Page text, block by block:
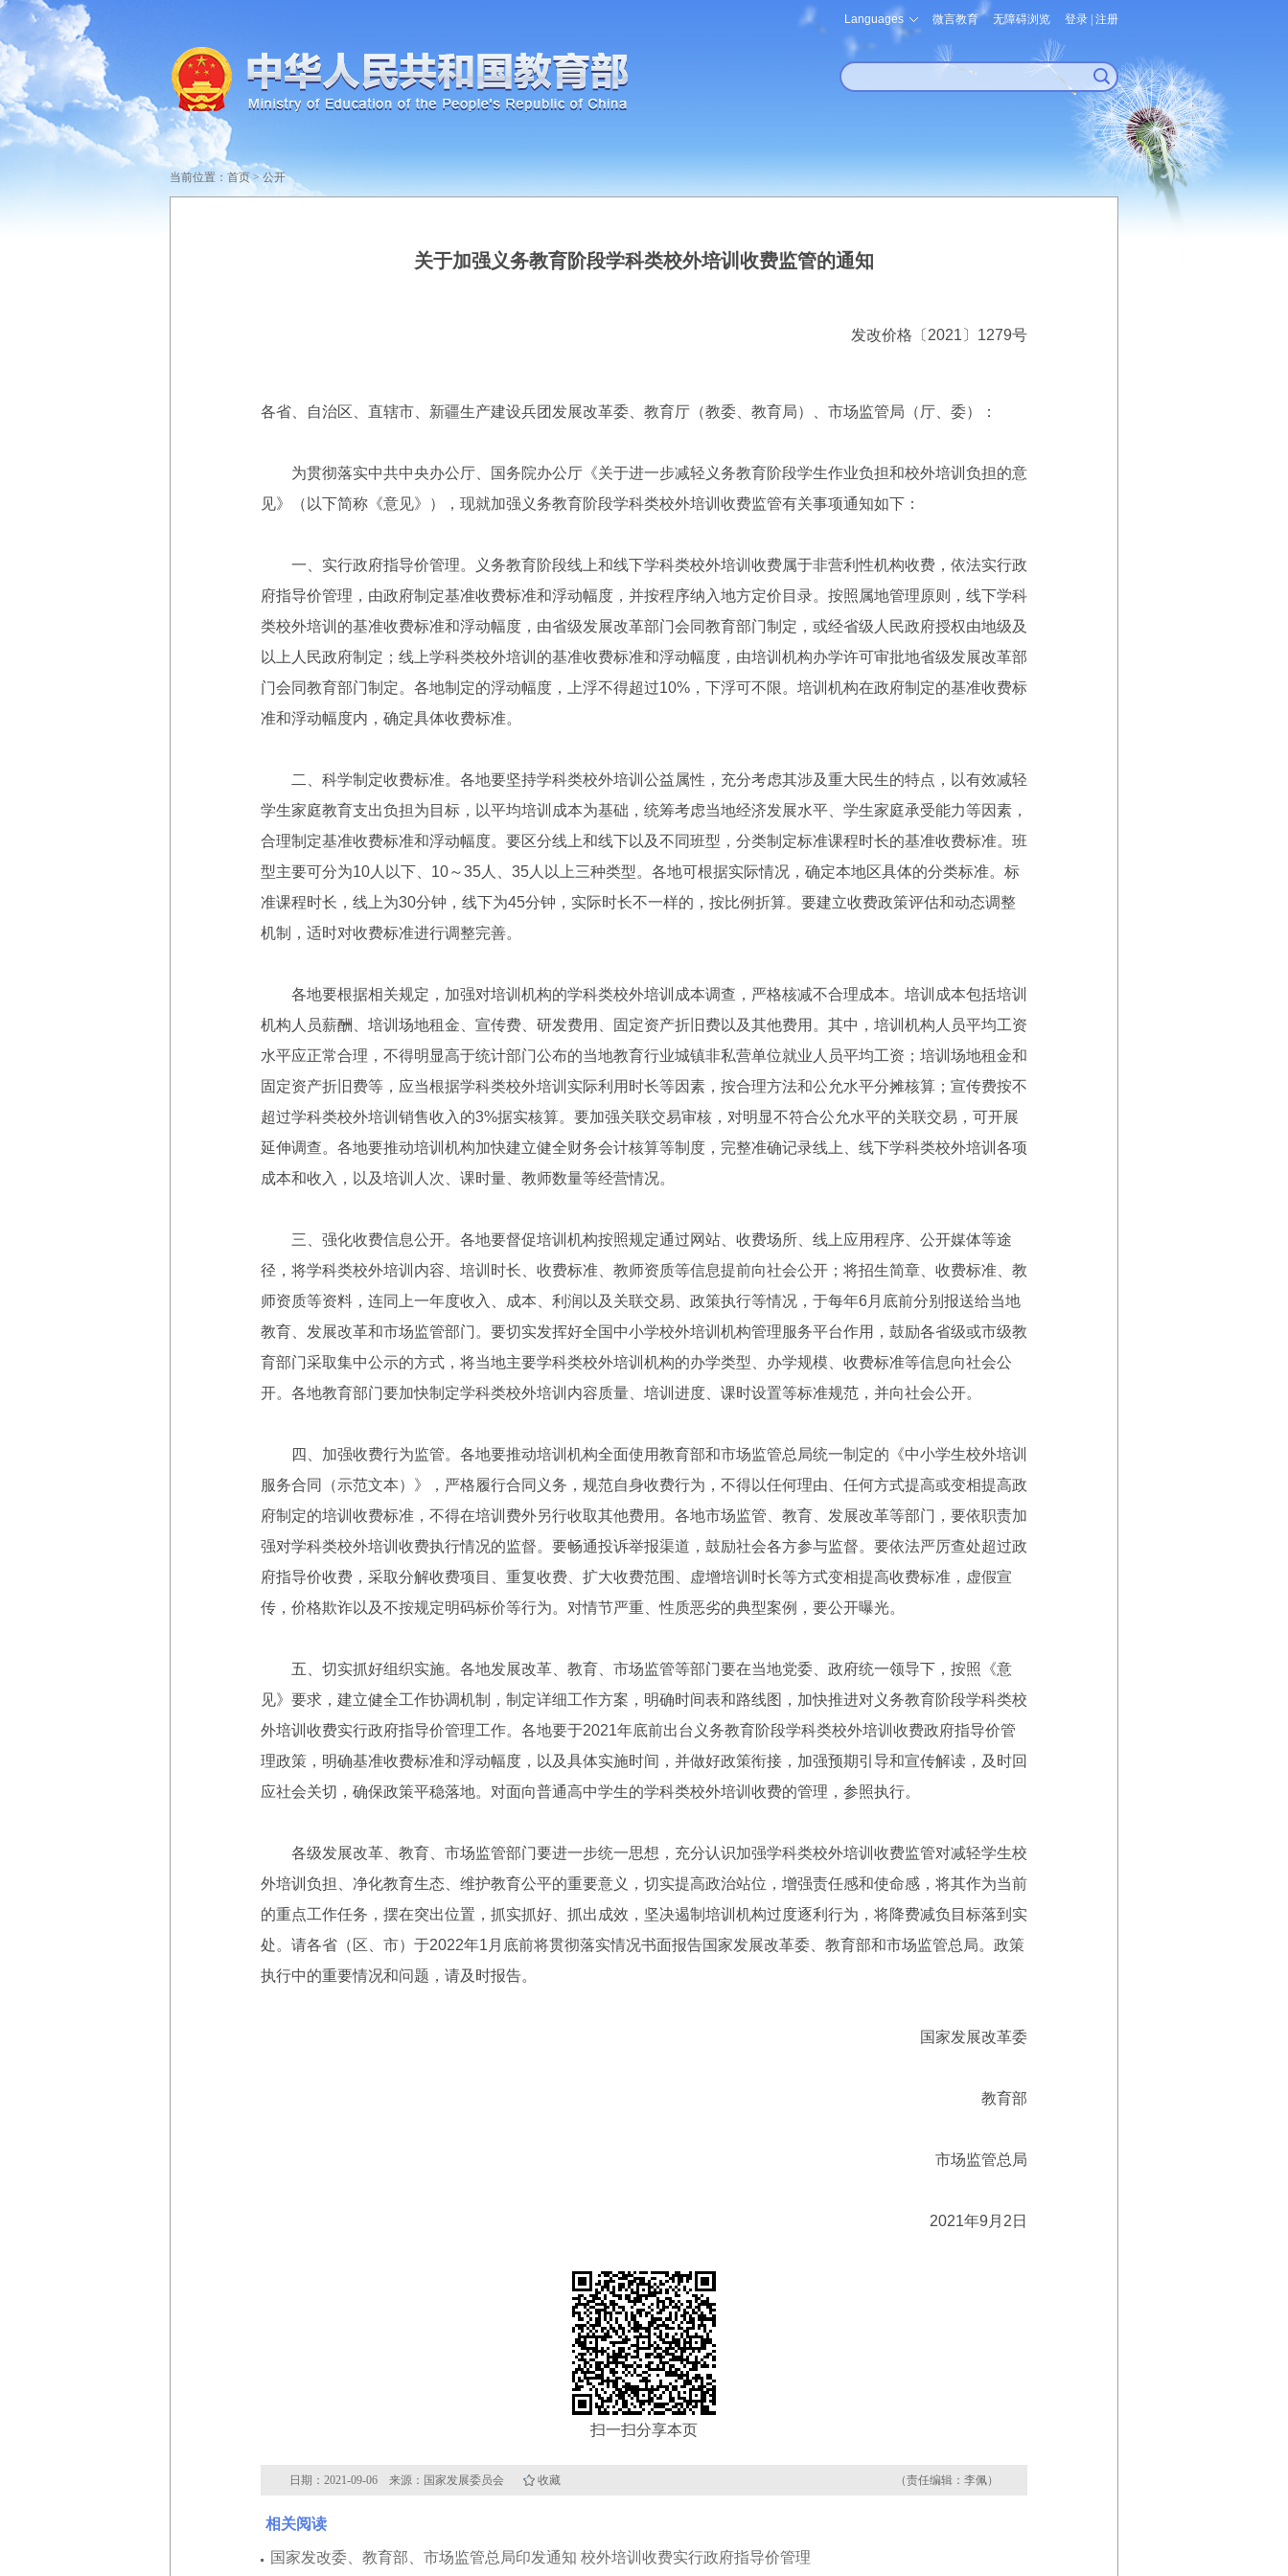
Languages 微言教育 无障碍浏览 登录 注册
当前位置： 首页>公开
关于加强义务教育阶段学科类校外培训收费监管的通知
发改价格〔2021〕1279号
各省、自治区、直辖市、新疆生产建设兵团发展改革委、教育厅（教委、教育局）、市场监管局（厅、委）：
为贯彻落实中共中央办公厅、国务院办公厅《关于进一步减轻义务教育阶段学生作业负担和校外培训负担的意
见》（以下简称《意见》），现就加强义务教育阶段学科类校外培训收费监管有关事项通知如下：
一、实行政府指导价管理。义务教育阶段线上和线下学科类校外培训收费属于非营利性机构收费，依法实行政
府指导价管理，由政府制定基准收费标准和浮动幅度，并按程序纳入地方定价目录。按照属地管理原则，线下学科
类校外培训的基准收费标准和浮动幅度，由省级发展改革部门会同教育部门制定，或经省级人民政府授权由地级及
以上人民政府制定；线上学科类校外培训的基准收费标准和浮动幅度，由培训机构办学许可审批地省级发展改革部
门会同教育部门制定。各地制定的浮动幅度，上浮不得超过10%，下浮可不限。培训机构在政府制定的基准收费标
准和浮动幅度内，确定具体收费标准。
二、科学制定收费标准。各地要坚持学科类校外培训公益属性，充分考虑其涉及重大民生的特点，以有效减轻
学生家庭教育支出负担为目标，以平均培训成本为基础，统筹考虑当地经济发展水平、学生家庭承受能力等因素，
合理制定基准收费标准和浮动幅度。要区分线上和线下以及不同班型，分类制定标准课程时长的基准收费标准。班
型主要可分为10人以下、10～35人、35人以上三种类型。各地可根据实际情况，确定本地区具体的分类标准。标
准课程时长，线上为30分钟，线下为45分钟，实际时长不一样的，按比例折算。要建立收费政策评估和动态调整
机制，适时对收费标准进行调整完善。
各地要根据相关规定，加强对培训机构的学科类校外培训成本调查，严格核减不合理成本。培训成本包括培训
机构人员薪酬、培训场地租金、宣传费、研发费用、固定资产折旧费以及其他费用。其中，培训机构人员平均工资
水平应正常合理，不得明显高于统计部门公布的当地教育行业城镇非私营单位就业人员平均工资；培训场地租金和
固定资产折旧费等，应当根据学科类校外培训实际利用时长等因素，按合理方法和公允水平分摊核算；宣传费按不
超过学科类校外培训销售收入的3%据实核算。要加强关联交易审核，对明显不符合公允水平的关联交易，可开展
延伸调查。各地要推动培训机构加快建立健全财务会计核算等制度，完整准确记录线上、线下学科类校外培训各项
成本和收入，以及培训人次、课时量、教师数量等经营情况。
三、强化收费信息公开。各地要督促培训机构按照规定通过网站、收费场所、线上应用程序、公开媒体等途
径，将学科类校外培训内容、培训时长、收费标准、教师资质等信息提前向社会公开；将招生简章、收费标准、教
师资质等资料，连同上一年度收入、成本、利润以及关联交易、政策执行等情况，于每年6月底前分别报送给当地
教育、发展改革和市场监管部门。要切实发挥好全国中小学校外培训机构管理服务平台作用，鼓励各省级或市级教
育部门采取集中公示的方式，将当地主要学科类校外培训机构的办学类型、办学规模、收费标准等信息向社会公
开。各地教育部门要加快制定学科类校外培训内容质量、培训进度、课时设置等标准规范，并向社会公开。
四、加强收费行为监管。各地要推动培训机构全面使用教育部和市场监管总局统一制定的《中小学生校外培训
服务合同（示范文本）》，严格履行合同义务，规范自身收费行为，不得以任何理由、任何方式提高或变相提高政
府制定的培训收费标准，不得在培训费外另行收取其他费用。各地市场监管、教育、发展改革等部门，要依职责加
强对学科类校外培训收费执行情况的监督。要畅通投诉举报渠道，鼓励社会各方参与监督。要依法严厉查处超过政
府指导价收费，采取分解收费项目、重复收费、扩大收费范围、虚增培训时长等方式变相提高收费标准，虚假宣
传，价格欺诈以及不按规定明码标价等行为。对情节严重、性质恶劣的典型案例，要公开曝光。
五、切实抓好组织实施。各地发展改革、教育、市场监管等部门要在当地党委、政府统一领导下，按照《意
见》要求，建立健全工作协调机制，制定详细工作方案，明确时间表和路线图，加快推进对义务教育阶段学科类校
外培训收费实行政府指导价管理工作。各地要于2021年底前出台义务教育阶段学科类校外培训收费政府指导价管
理政策，明确基准收费标准和浮动幅度，以及具体实施时间，并做好政策衔接，加强预期引导和宣传解读，及时回
应社会关切，确保政策平稳落地。对面向普通高中学生的学科类校外培训收费的管理，参照执行。
各级发展改革、教育、市场监管部门要进一步统一思想，充分认识加强学科类校外培训收费监管对减轻学生校
外培训负担、净化教育生态、维护教育公平的重要意义，切实提高政治站位，增强责任感和使命感，将其作为当前
的重点工作任务，摆在突出位置，抓实抓好、抓出成效，坚决遏制培训机构过度逐利行为，将降费减负目标落到实
处。请各省（区、市）于2022年1月底前将贯彻落实情况书面报告国家发展改革委、教育部和市场监管总局。政策
执行中的重要情况和问题，请及时报告。
国家发展改革委
教育部
市场监管总局
2021年9月2日
扫一扫分享本页
日期：2021-09-06 来源：国家发展委员会 收藏 （责任编辑：李佩）
相关阅读
国家发改委、教育部、市场监管总局印发通知 校外培训收费实行政府指导价管理